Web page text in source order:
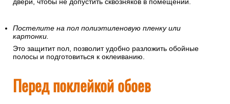
навредить здоровью, осесть на клее и грунтовке, что
Плотно закройте все окна и двери.
Перед оклеиванием обоев следует закрыть все окна и
двери, чтобы не допустить сквозняков в помещении.
Постелите на пол полиэтиленовую пленку или
картонки.